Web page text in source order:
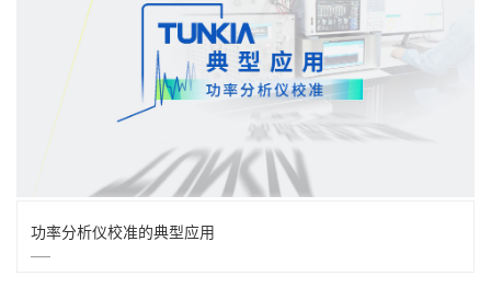
功率分析仪校准的典型应用